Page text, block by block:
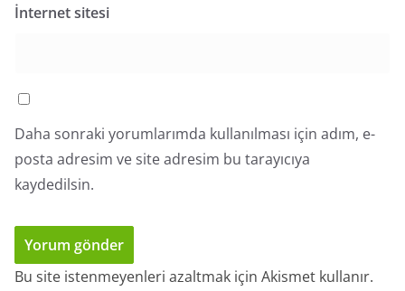
İnternet sitesi
Daha sonraki yorumlarımda kullanılması için adım, e-
posta adresim ve site adresim bu tarayıcıya
kaydedilsin.
Bu site istenmeyenleri azaltmak için Akismet kullanır.